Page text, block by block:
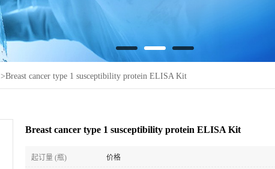
>Breast cancer type 1 susceptibility protein ELISA Kit
Breast cancer type 1 susceptibility protein ELISA Kit
起订量 (瓶) 价格